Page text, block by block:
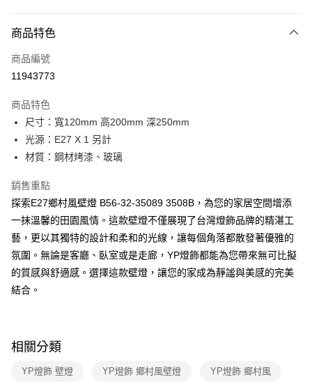
信用卡一次付款
LINE Pay
街口支付
悠遊付
全盈+PAY
AFTEE先享後付
相關說明
【關於「AFTEE先享後付」】
AFTEE先享後付是「在收到商品之後才付款」的支付方式。 讓您購物簡單
便利好安心！
１．簡單：不需註冊會員、不需綁卡、不需儲值。
【「AFTEE先享後付」結帳流程】
１．於結帳方式選擇「AFTEE先享後付」後，將跳轉至「AFTEE先享後付」
結帳頁面，進行簡訊認證並確認金額後，即可完成結帳。
每筆NT$180，滿NT$5,000(含以上)免運費
商品特色
商品編號
11943773
商品特色
尺寸：寬120mm 高200mm 深250mm
光源：E27 X 1 另計
材質：鋼材烤漆、玻璃
銷售重點
探索E27鄉村風壁燈 B56-32-35089 3508B，為您的家居空間增添
一抹溫馨的田園風情。這款壁燈不僅展現了台灣燈飾品牌的精湛工
藝，更以其獨特的設計和柔和的光線，讓每個角落都散發著優雅的
氛圍。無論是客廳、臥室或是走廊，YP燈飾都能為您帶來無可比擬
的質感與舒適感。選擇這款壁燈，讓您的家成為靜謐與美感的完美
結合。
相關分類
YP燈飾 壁燈 YP燈飾 鄉村風壁燈 YP燈飾 鄉村風